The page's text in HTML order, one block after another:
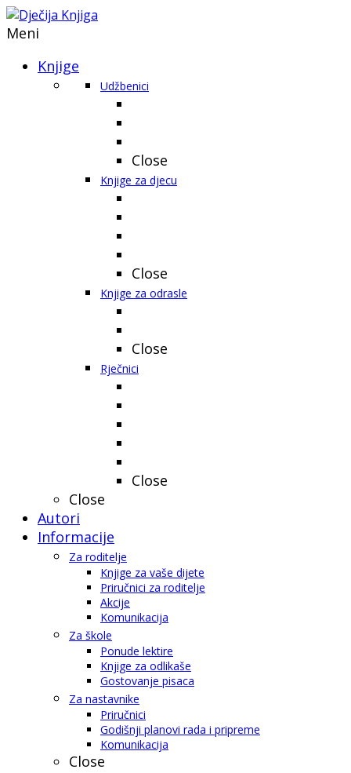
Meni
Knjige
Udžbenici
Close
Knjige za djecu
Close
Knjige za odrasle
Close
Rječnici
Close
Close
Autori
Informacije
Za roditelje
Knjige za vaše dijete
Priručnici za roditelje
Akcije
Komunikacija
Za škole
Ponude lektire
Knjige za odlikaše
Gostovanje pisaca
Za nastavnike
Priručnici
Godišnji planovi rada i pripreme
Komunikacija
Close